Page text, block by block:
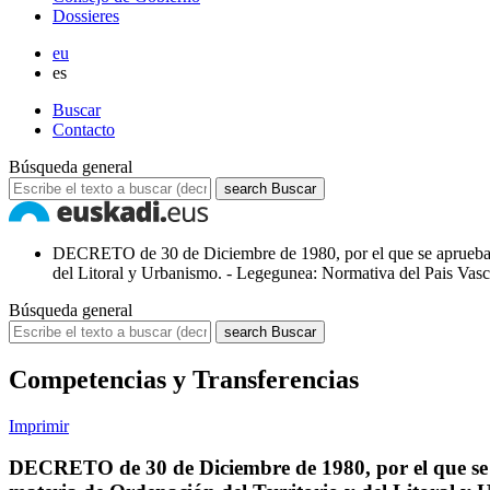
Dossieres
eu
es
Buscar
Contacto
Búsqueda general
search Buscar
DECRETO de 30 de Diciembre de 1980, por el que se
del Litoral y Urbanismo. - Legegunea: Normativa del Pais
Búsqueda general
search Buscar
Competencias y Transferencias
Imprimir
DECRETO de 30 de Diciembre de 1980, por el que